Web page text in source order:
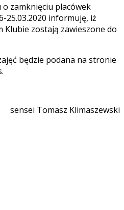
o zamknięciu placówek
25.03.2020 informuję, iż
Klubie zostają zawieszone do
będzie podana na stronie
sensei Tomasz Klimaszewski